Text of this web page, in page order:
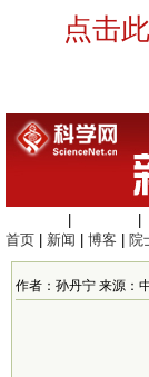
点击
首页
新闻 博客 院
作者：孙丹宁 来源：